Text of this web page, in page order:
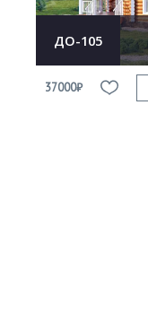
ДО-105
37000₽